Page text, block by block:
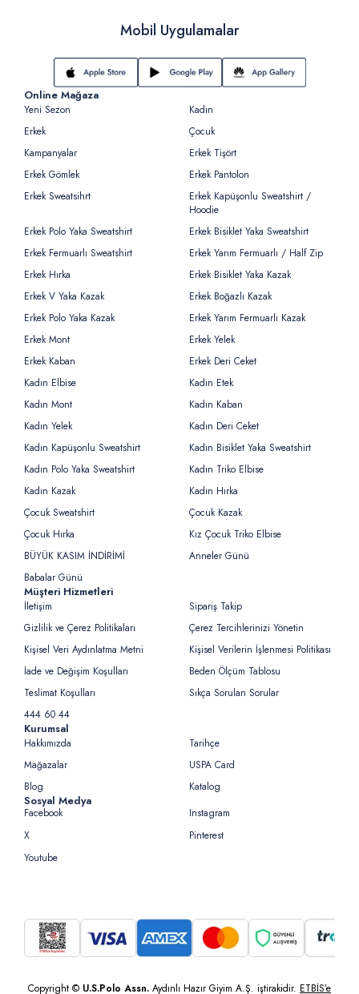
Mobil Uygulamalar
Online Mağaza
Yeni Sezon
Kadın
Erkek
Çocuk
Kampanyalar
Erkek Tişört
Erkek Gömlek
Erkek Pantolon
Erkek Sweatsihrt
Erkek Kapüşonlu Sweatshirt /
Hoodie
Erkek Polo Yaka Sweatshirt
Erkek Bisiklet Yaka Sweatshirt
Erkek Fermuarlı Sweatshirt
Erkek Yarım Fermuarlı / Half Zip
Erkek Hırka
Erkek Bisiklet Yaka Kazak
Erkek V Yaka Kazak
Erkek Boğazlı Kazak
Erkek Polo Yaka Kazak
Erkek Yarım Fermuarlı Kazak
Erkek Mont
Erkek Yelek
Erkek Kaban
Erkek Deri Ceket
Kadın Elbise
Kadın Etek
Kadın Mont
Kadın Kaban
Kadın Yelek
Kadın Deri Ceket
Kadın Kapüşonlu Sweatshirt
Kadın Bisiklet Yaka Sweatshirt
Kadın Polo Yaka Sweatshirt
Kadın Triko Elbise
Kadın Kazak
Kadın Hırka
Çocuk Sweatshirt
Çocuk Kazak
Çocuk Hırka
Kız Çocuk Triko Elbise
BÜYÜK KASIM İNDİRİMİ
Anneler Günü
Babalar Günü
Müşteri Hizmetleri
İletişim
Sipariş Takip
Gizlilik ve Çerez Politikaları
Çerez Tercihlerinizi Yönetin
Kişisel Veri Aydınlatma Metni
Kişisel Verilerin İşlenmesi Politikası
İade ve Değişim Koşulları
Beden Ölçüm Tablosu
Teslimat Koşulları
Sıkça Sorulan Sorular
444 60 44
Kurumsal
Hakkımızda
Tarihçe
Mağazalar
USPA Card
Blog
Katalog
Sosyal Medya
Facebook
Instagram
X
Pinterest
Youtube
Copyright © U.S.Polo Assn. Aydınlı Hazır Giyim A.Ş. iştirakidir. ETBİS’e